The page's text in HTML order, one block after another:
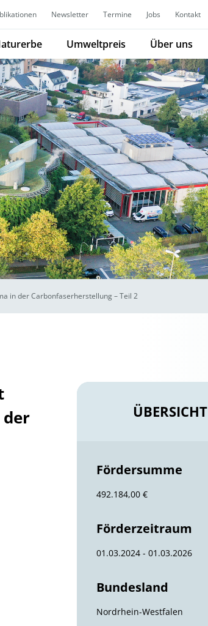
Newsletter Termine Jobs Kontakt
Umweltpreis Über uns
in der Carbonfaserherstellung – Teil 2
ÜBERSICHT
Fördersumme
492.184,00 €
Förderzeitraum
01.03.2024 - 01.03.2026
Bundesland
Nordrhein-Westfalen